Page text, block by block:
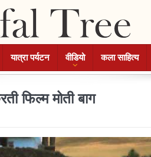
यात्रा पर्यटन वीडियो कला साहित्य
फिल्म मोती बाग